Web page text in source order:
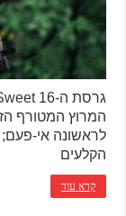
המרוץ המטורף
לראשונה אי-
הקלעים
קרא עוד